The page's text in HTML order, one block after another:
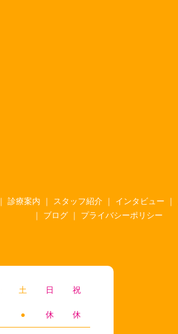
診療案内 スタッフ紹介 インタビュー
ブログ
プライバシーポリシー
土 日 祝
● 休 休